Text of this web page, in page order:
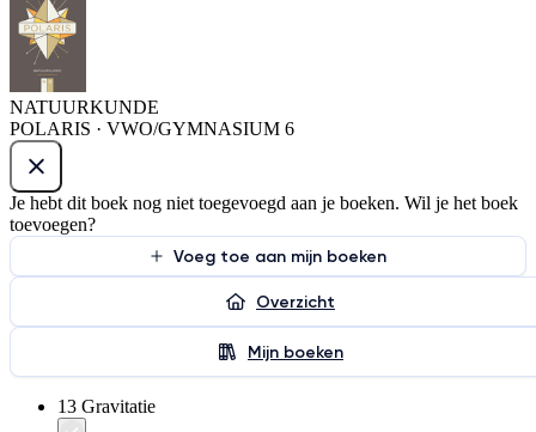
NATUURKUNDE
POLARIS · VWO/GYMNASIUM 6
Je hebt dit boek nog niet toegevoegd aan je boeken. Wil je het boek
toevoegen?
Voeg toe aan mijn boeken
Overzicht
Mijn boeken
13 Gravitatie